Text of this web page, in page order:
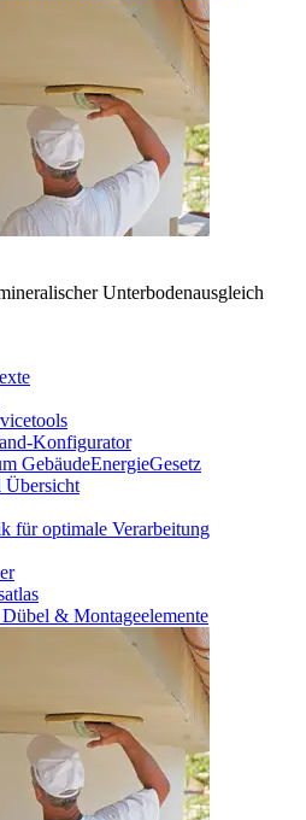
Unterbodenausgleich
Konfigurator
GebäudeEnergieGesetz
Übersicht
für optimale Verarbeitung
& Montageelemente